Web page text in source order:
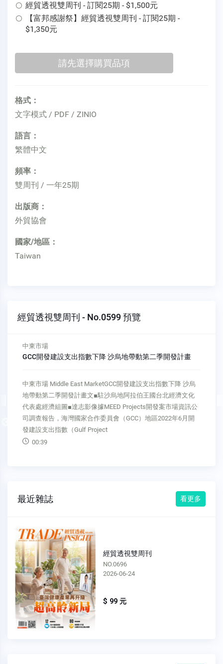
經貿透視雙周刊 - 訂閱25期 - $1,500元
【富邦感謝祭】經貿透視雙周刊 - 訂閱25期 -
$1,350元
格式：
文字模式 / PDF / ZINIO
語言：
繁體中文
頻率：
雙周刊 / 一年25期
出版商：
外貿協會
國家/地區：
Taiwan
經貿透視雙周刊 - No.0599 預覽
Previous
中東市場
GCC開發建設支出指數下降 沙烏地帶動第二季開發計畫
中東市場 Middle East MarketGCC開發建設支出指數下降 沙烏
地帶動第二季開發計畫文■駐沙烏地阿拉伯王國台北經濟文化
代表處經濟組圖■達志影像據MEED Projects開發案市場資訊公
司調查報告，海灣國家合作委員會（GCC）地區2022年6月開
發建設支出指數（Gulf Project
00:39
最近雜誌 看更多
經貿透視雙周刊
NO.0696
2026-06-24
$ 99 元